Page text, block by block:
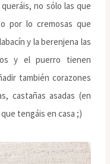
no sólo las que
por lo cremosas que
y la berenjena las
y el puerro tienen
también corazones
castañas asadas (en
tengáis en casa ;)